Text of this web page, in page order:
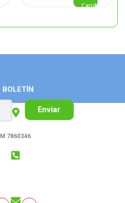
Carrito
BOLETÍN
Enviar
7860346